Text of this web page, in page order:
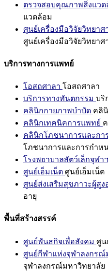
ตรวจสอบคุณภาพสิ่งแวด
แวดล้อม
ศูนย์เครื่องมือวิจัยวิทยาศ
ศูนย์เครื่องมือวิจัยวิทยาศ
บริการทางการแพทย์
โอสถศาลา โอสถศาลา
บริการทางทันตกรรม บริ
คลินิกกายภาพบำบัด คลิ
คลินิกเทคนิคการแพทย์
คลินิกโภชนาการและกา
โภชนาการและการกำห
โรงพยาบาลสัตว์เล็กจุฬาฯ
ศูนย์เอ็มเน็ต ศูนย์เอ็มเน็ต
ศูนย์ส่งเสริมสุขภาวะผู้สูง
อายุ
พื้นที่สร้างสรรค์
ศูนย์พันธกิจเพื่อสังคม ศูน
ศูนย์กีฬาแห่งจุฬาลงกรณ์
จุฬาลงกรณ์มหาวิทยาลัย